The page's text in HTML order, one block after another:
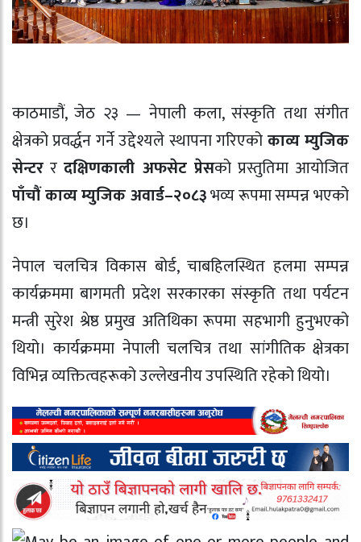
काठमाडौं, जेठ २३ — नेपाली कला, संस्कृति तथा संगीत
क्षेत्रको प्रवर्द्धन गर्ने उद्देश्यले स्थापना गरिएकोकाव्य म्युजिक
सेन्टर रदक्षिणकाली अफसेट प्रेसको प्रस्तुतिमा आयोजित
पाँचौं काव्य म्युजिक अवार्ड–२०८३भव्य रूपमा सम्पन्न भएको
छ।
नेपाल चलचित्र विकास बोर्ड, चाबहिलस्थित हलमा सम्पन्न
कार्यक्रममा बागमती प्रदेश सरकारका संस्कृति तथा पर्यटन
मन्त्रीसुरेश श्रेष्ठप्रमुख अतिथिका रूपमा सहभागी हुनुभएको
थियो। कार्यक्रममा नेपाली चलचित्र तथा सांगीतिक क्षेत्रका
विभिन्न व्यक्तित्वहरूको उल्लेखनीय उपस्थिति रहेको थियो।